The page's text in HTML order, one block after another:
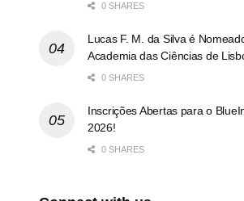
0 SHARES
Lucas F. M. da Silva é
Academia das Ciências de
0 SHARES
Inscrições Abertas para o
2026!
0 SHARES